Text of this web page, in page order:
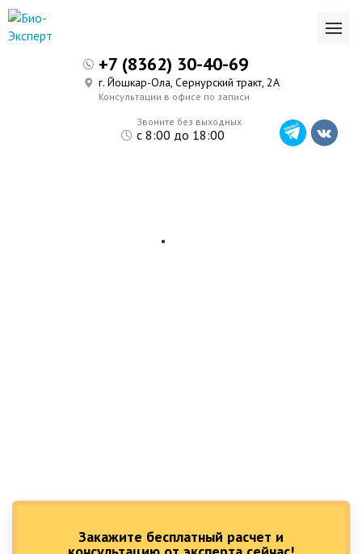
Закажите бесплатный расчет и
Звоните без выходных
с 8:00 до 18:00
+7 (8362) 30-40-69
г. Йошкар-Ола, Сернурский тракт, 2А
Консультации в офисе по записи